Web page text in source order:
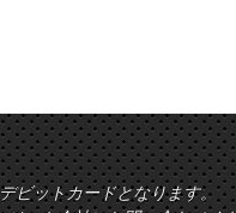
ビットカードとなります。